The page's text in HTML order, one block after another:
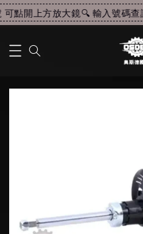
點開上方放大鏡🔍 輸入號碼查